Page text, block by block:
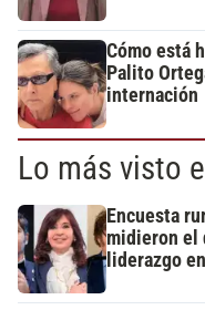
Cómo está
Palito
internación
Lo más visto
Encuesta
midieron el
liderazgo